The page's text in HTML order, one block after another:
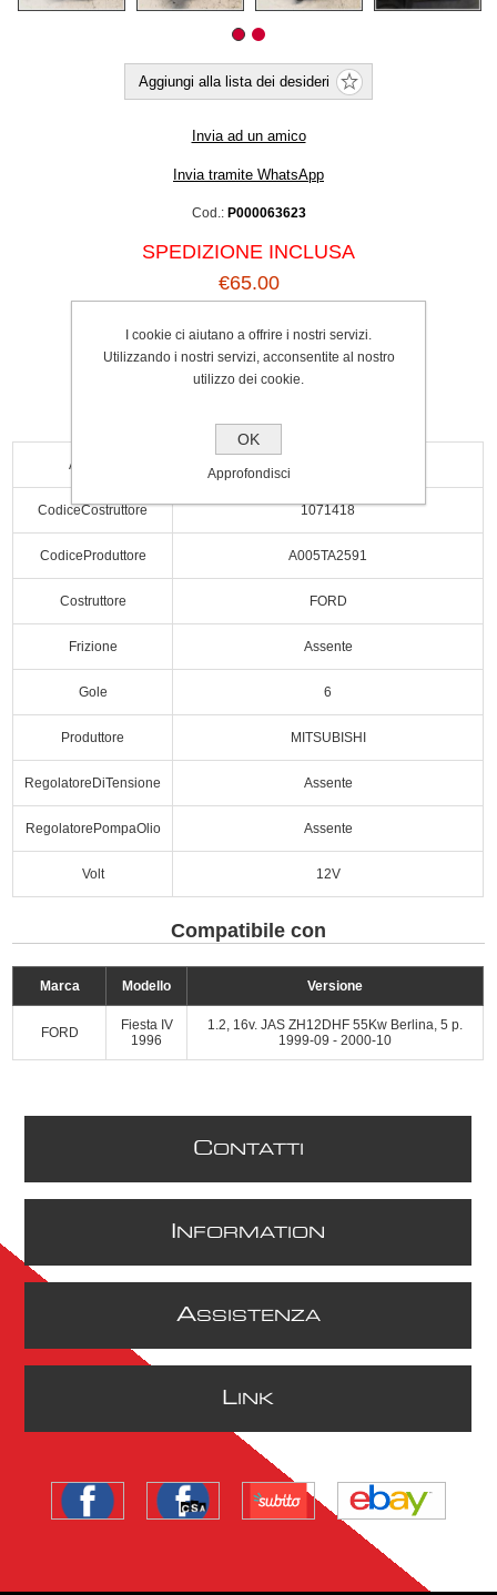
Aggiungi alla lista dei desideri
Invia ad un amico
Invia tramite WhatsApp
Cod.: P000063623
SPEDIZIONE INCLUSA
€65.00
Acquista
Ampere
CodiceCostruttore 1071418
CodiceProduttore A005TA2591
Costruttore FORD
Frizione Assente
Gole 6
Produttore MITSUBISHI
RegolatoreDiTensione Assente
RegolatorePompaOlio Assente
Volt 12V
Compatibile con
Marca Modello Versione
FORD
Fiesta IV
1996
1.2, 16v. JAS ZH12DHF 55Kw Berlina, 5 p.
1999-09 - 2000-10
CONTATTI
NFORMATION
ASSISTENZA
L INK
I cookie ci aiutano a offrire i nostri servizi.
Utilizzando i nostri servizi, acconsentite al nostro
utilizzo dei cookie.
OK
Approfondisci